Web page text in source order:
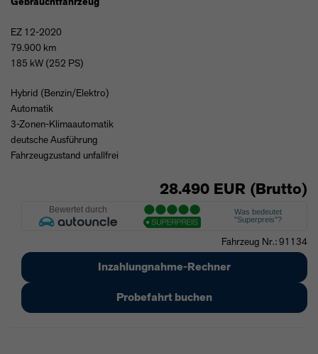
EZ 12-2020
79.900 km
185 kW (252 PS)
Hybrid (Benzin/Elektro)
Automatik
3-Zonen-Klimaautomatik
deutsche Ausführung
Fahrzeugzustand unfallfrei
28.490 EUR (Brutto)
Fahrzeug Nr.: 91134
Inzahlungnahme-Rechner
Probefahrt buchen